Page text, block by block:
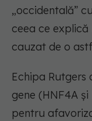
„occidentală”
ceea ce
cauzat de o
Echipa
gene (HNF4A
pentru